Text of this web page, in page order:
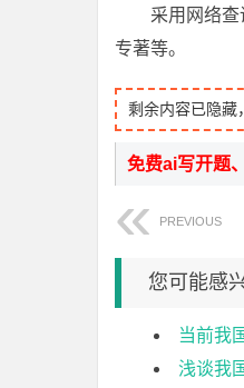
采用网络
专著等。
剩余内容已隐藏
免费ai写开题
PREVIOUS
您可能感
当前我
浅谈我